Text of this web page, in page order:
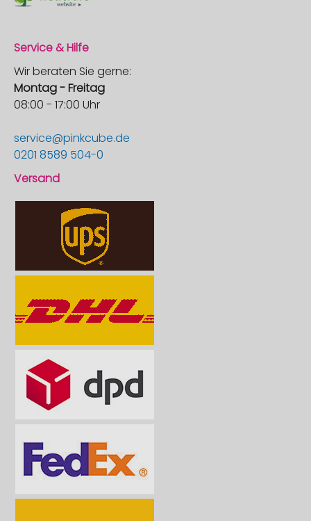
Service & Hilfe
Wir beraten Sie gerne:
Montag - Freitag
08:00 - 17:00 Uhr
service@pinkcube.de
0201 8589 504-0
Versand